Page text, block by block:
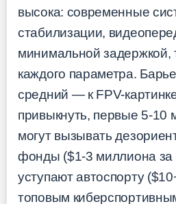
высока: современные
стабилизации,
минимальной задержкой,
каждого параметра.
средний — к FPV-
привыкнуть, первые 5-10
могут вызывать
фонды ($1-3 миллиона за
уступают автоспорту
топовым